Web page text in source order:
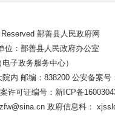
鄯善县人民政府网
位：鄯善县人民政府办公室
子政务服务中心）
内 邮编：838200 公安备案号
许可证编号：新ICP备
政府信息科：